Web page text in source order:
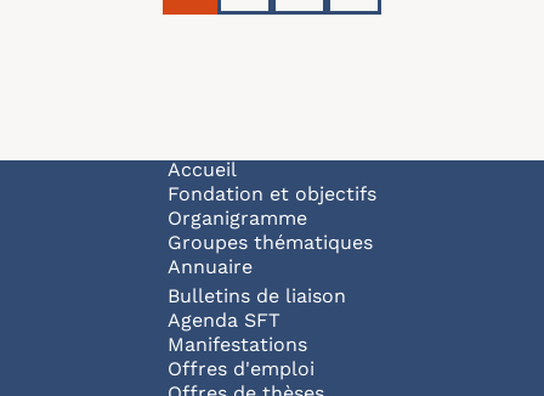
Navigation principale
Accueil
Fondation et objectifs
Organigramme
Groupes thématiques
Annuaire
Bulletins de liaison
Agenda SFT
Manifestations
Offres d'emploi